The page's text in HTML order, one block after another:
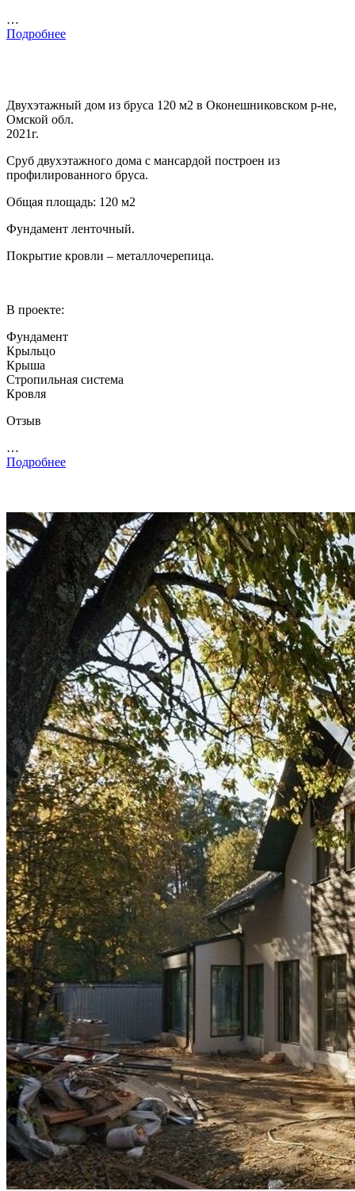
…
Подробнее
Двухэтажный дом из бруса 120 м2 в Оконешниковском р-не,
Омской обл.
2021г.
Сруб двухэтажного дома с мансардой построен из
профилированного бруса.
Общая площадь: 120 м2
Фундамент ленточный.
Покрытие кровли – металлочерепица.
В проекте:
Фундамент
Крыльцо
Крыша
Стропильная система
Кровля
Отзыв
…
Подробнее